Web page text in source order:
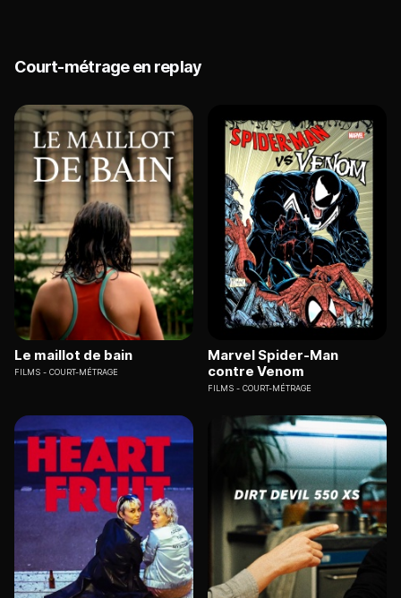
Court-métrage en replay
Le maillot de bain
FILMS COURT-MÉTRAGE
Marvel Spider-Man
contre Venom
FILMS COURT-MÉTRAGE